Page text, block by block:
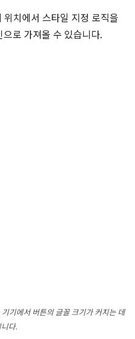
위치에서 스타일 지정 로직을
로 가져올 수 있습니다.
기에서 버튼의 글꼴 크기가 커지는 데
다.